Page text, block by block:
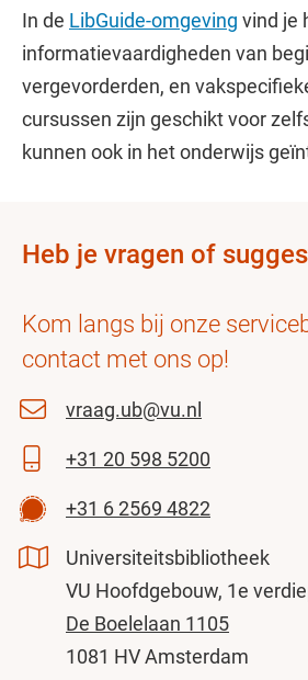
In de LibGuide-omgeving vind je
informatievaardigheden van
vergevorderden, en
cursussen zijn geschikt voor
kunnen ook in het onderwijs
Heb je vragen of
Kom langs bij onze
contact met ons op!
vraag.ub@vu.nl
+31 20 598 5200
+31 6 2569 4822
Universiteitsbibliotheek
VU Hoofdgebouw, 1e
De Boelelaan 1105
1081 HV Amsterdam